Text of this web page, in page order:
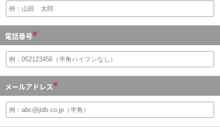
電話番号※
メールアドレス※